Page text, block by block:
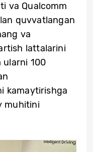
va Qualcomm
quvvatlangan
va
lattalarini
100
kamaytirishga
muhitini